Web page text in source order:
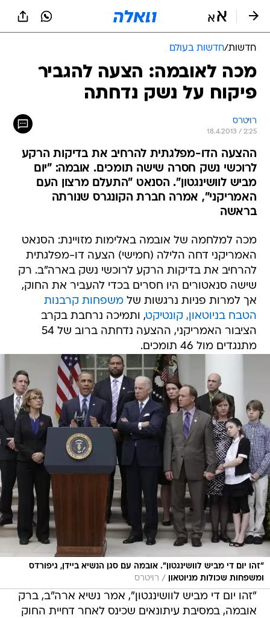
חדשות/חדשות בעולם
מכה לאובמה: הצעה להגביר
פיקוח על נשק נדחתה
רויטרס
18.4.2013 / 2:25
ההצעה הדו-מפלגתית להרחיב את בדיקות הרקע
לרוכשי נשק חסרה שישה תומכים. אובמה: "יום
מביש לוושינגטון". הסנאט "התעלם מרצון העם
האמריקני", אמרה חברת הקונגרס שנורתה
בראשה
מכה למלחמה של אובמה באלימות מזויינת: הסנאט
האמריקני דחה הלילה (חמישי) הצעה דו-מפלגתית
להרחיב את בדיקות הרקע לרוכשי נשק בארה"ב. רק
שישה סנאטורים היו חסרים בכדי להעביר את החוק,
אך למרות פניות נרגשות שלמשפחות קרבנות
הטבח בניוטאון, קונטיקט, ותמיכה נרחבת בקרב
הציבור האמריקני, ההצעה נדחתה ברוב של 54
מתנגדים מול 46 תומכים.
"זהו יום די מביש לוושינגטון". אובמה עם סגן הנשיא ביידן, גיפורדס
ומשפחות שכולות מניוטאון
/ רויטרס
"זהו יום די מביש לוושינגטון", אמר נשיא ארה"ב, ברק
אובמה, במסיבת עיתונאים שכינס לאחר דחיית החוק